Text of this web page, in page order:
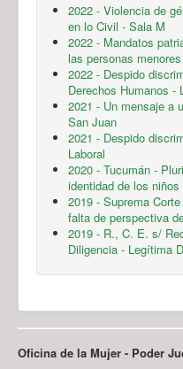
2022 - Violencia de
en lo Civil - Sala M
2022 - Mandatos
las personas
2022 - Despido
Derechos Humanos -
2021 - Un mensaje a
San Juan
2021 - Despido
Laboral
2020 - Tucumán -
identidad de los niños
2019 - Suprema
falta de perspectiva
2019 - R., C. E. s/
Diligencia - Legítima
Oficina de la Mujer - Poder